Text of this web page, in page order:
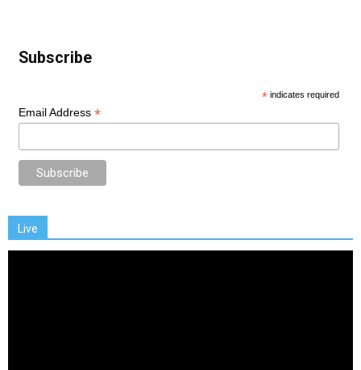
Subscribe
* indicates required
Email Address *
Live